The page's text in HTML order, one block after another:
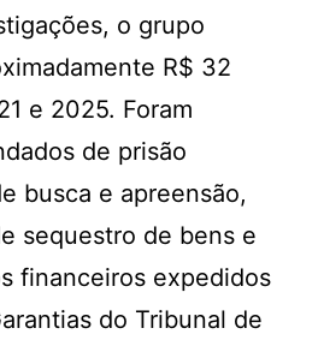
o grupo
R$ 32
e 2025. Foram
de prisão
busca e apreensão,
sequestro de bens e
financeiros expedidos
do Tribunal de